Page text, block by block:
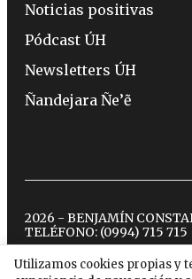
Utilizamos cookies propias y
Noticias positivas
Pódcast ÚH
Newsletters ÚH
Ñandejara Ñe’ẽ
2026 - BENJAMÍN
TELÉFONO: (0994) 715 715